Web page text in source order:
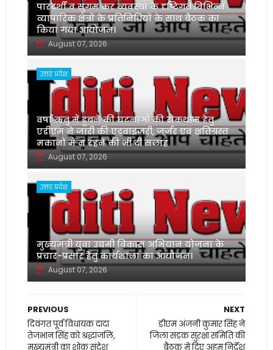
पारदर्शी व सुगम कर व्यवस्था के दृष्टिगत विभिन्न
व्यापारिक क्षेत्रों के प्रतिनिधियों के साथ बैठक का
किया गया आयोजन।
August 07, 2026
उत्तर प्रदेश
वर्षा ऋतु में डूबने की घटनाओं की रोकथाम हेतु
एडीएम ने जारी की एडवाइजरी, जर्जर एवं क्षतिग्रस्त
मकानों में न रहने की भी दी सलाह
August 07, 2026
उत्तर प्रदेश
मुख्यमंत्री युवा उद्यमी विकास अभियान योजना के
प्रचार-प्रसार हेतु कार्यशाला का आयोजन।
August 07, 2026
NEXT
डीएम अंजनी कुमार सिंह ने
जिला सड़क सुरक्षा समिति की
बैठक में दिए अहम निर्देश
PREVIOUS
दिवंगत पूर्व विधायक दादा
तेजभान सिंह को श्रद्धांजलि,
मुख्यमंत्री का शोक संदेश